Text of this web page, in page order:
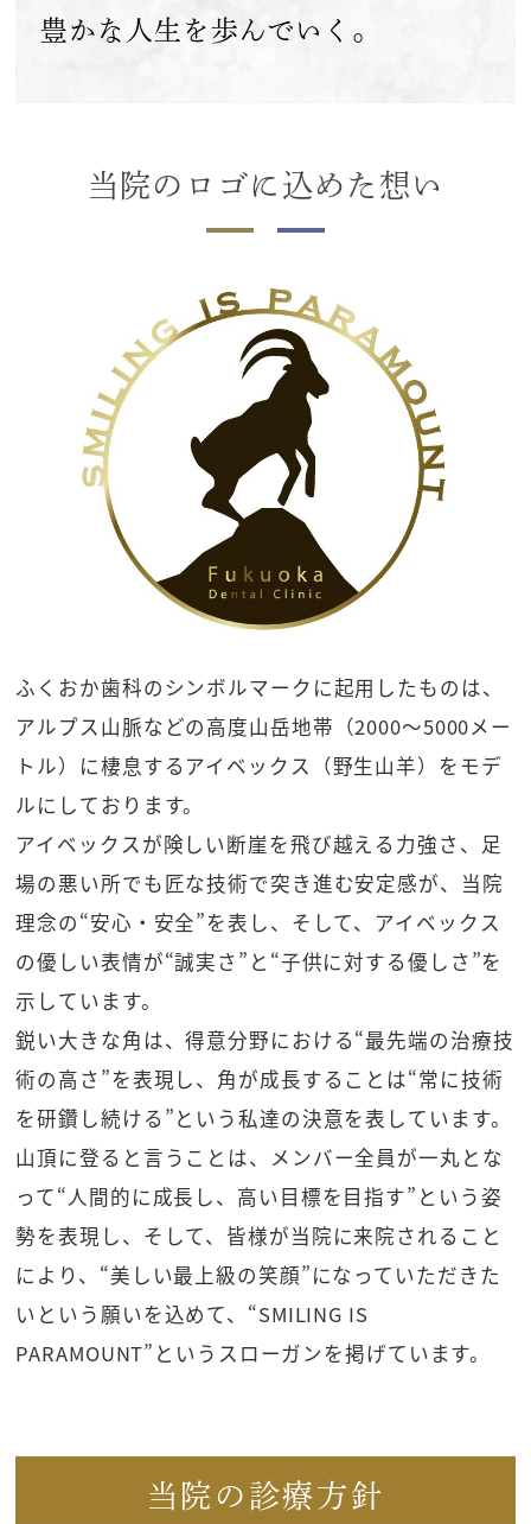
豊かな人生を歩んでいく。
当院のロゴに込めた想い
ふくおか歯科のシンボルマークに起用したものは、
アルプス山脈などの高度山岳地帯（2000～5000メー
トル）に棲息するアイベックス（野生山羊）をモデ
ルにしております。
アイベックスが険しい断崖を飛び越える力強さ、足
場の悪い所でも匠な技術で突き進む安定感が、当院
理念の“安心・安全”を表し、そして、アイベックス
の優しい表情が“誠実さ”と“子供に対する優しさ”を
示しています。
鋭い大きな角は、得意分野における“最先端の治療技
術の高さ”を表現し、角が成長することは“常に技術
を研鑽し続ける”という私達の決意を表しています。
山頂に登ると言うことは、メンバー全員が一丸とな
って“人間的に成長し、高い目標を目指す”という姿
勢を表現し、そして、皆様が当院に来院されること
により、“美しい最上級の笑顔”になっていただきた
いという願いを込めて、“SMILING IS
PARAMOUNT”というスローガンを掲げています。
当院の診療方針